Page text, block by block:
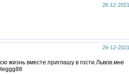
26-12-2021
26-12-2021
жизнь вместе.приглашу в гости.Львов.мне